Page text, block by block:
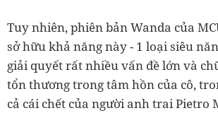
Tuy nhiên, phiên bản Wanda của
sở hữu khả năng này - 1 loại siêu
giải quyết rất nhiều vấn đề lớn và
tổn thương trong tâm hồn của cô,
cả cái chết của người anh trai Pietro